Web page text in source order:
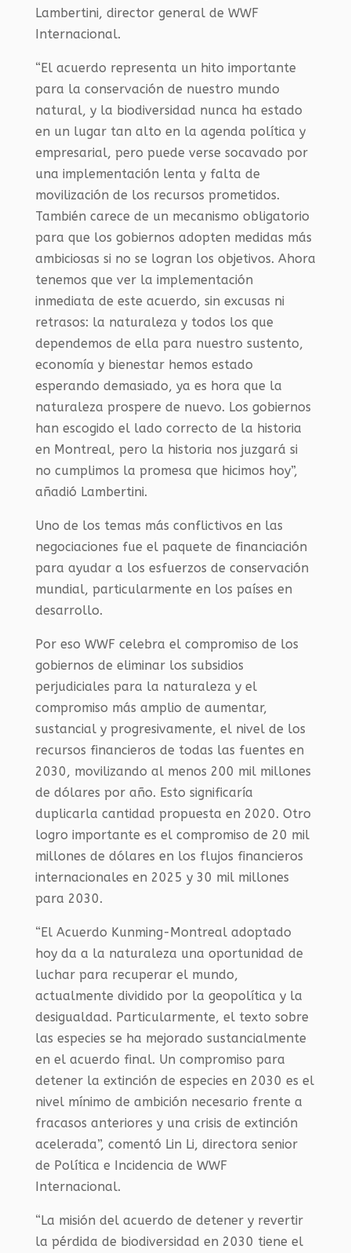
Lambertini, director general de WWF
Internacional.
“El acuerdo representa un hito importante
para la conservación de nuestro mundo
natural, y la biodiversidad nunca ha estado
en un lugar tan alto en la agenda política y
empresarial, pero puede verse socavado por
una implementación lenta y falta de
movilización de los recursos prometidos.
También carece de un mecanismo obligatorio
para que los gobiernos adopten medidas más
ambiciosas si no se logran los objetivos. Ahora
tenemos que ver la implementación
inmediata de este acuerdo, sin excusas ni
retrasos: la naturaleza y todos los que
dependemos de ella para nuestro sustento,
economía y bienestar hemos estado
esperando demasiado, ya es hora que la
naturaleza prospere de nuevo. Los gobiernos
han escogido el lado correcto de la historia
en Montreal, pero la historia nos juzgará si
no cumplimos la promesa que hicimos hoy”,
añadió Lambertini.
Uno de los temas más conflictivos en las
negociaciones fue el paquete de financiación
para ayudar a los esfuerzos de conservación
mundial, particularmente en los países en
desarrollo.
Por eso WWF celebra el compromiso de los
gobiernos de eliminar los subsidios
perjudiciales para la naturaleza y el
compromiso más amplio de aumentar,
sustancial y progresivamente, el nivel de los
recursos financieros de todas las fuentes en
2030, movilizando al menos 200 mil millones
de dólares por año. Esto significaría
duplicarla cantidad propuesta en 2020. Otro
logro importante es el compromiso de 20 mil
millones de dólares en los flujos financieros
internacionales en 2025 y 30 mil millones
para 2030.
“El Acuerdo Kunming-Montreal adoptado
hoy da a la naturaleza una oportunidad de
luchar para recuperar el mundo,
actualmente dividido por la geopolítica y la
desigualdad. Particularmente, el texto sobre
las especies se ha mejorado sustancialmente
en el acuerdo final. Un compromiso para
detener la extinción de especies en 2030 es el
nivel mínimo de ambición necesario frente a
fracasos anteriores y una crisis de extinción
acelerada”, comentó Lin Li, directora senior
de Política e Incidencia de WWF
Internacional.
“La misión del acuerdo de detener y revertir
la pérdida de biodiversidad en 2030 tiene el